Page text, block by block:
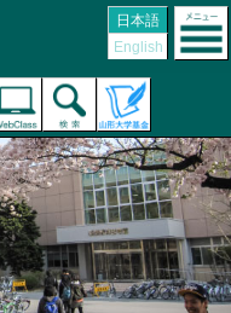
日本語
English